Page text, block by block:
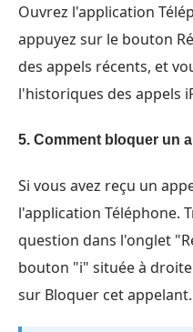
Ouvrez l'application
appuyez sur le bouton
des appels récents, et
l'historiques des appels
5. Comment bloquer un
Si vous avez reçu un
l'application Téléphone.
question dans l'onglet
bouton "i" située à
sur Bloquer cet appelant.